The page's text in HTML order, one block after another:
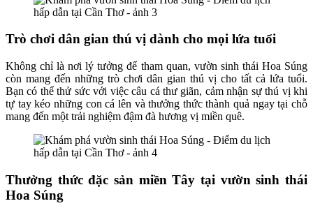
Trò chơi dân gian thú vị dành cho mọi lứa tuổi
Không chỉ là nơi lý tưởng để tham quan, vườn sinh thái Hoa Súng
còn mang đến những trò chơi dân gian thú vị cho tất cả lứa tuổi.
Bạn có thể thử sức với việc câu cá thư giãn, cảm nhận sự thú vị khi
tự tay kéo những con cá lên và thưởng thức thành quả ngay tại chỗ
mang đến một trải nghiệm đậm đà hương vị miền quê.
Thưởng thức đặc sản miền Tây tại vườn sinh thái
Hoa Súng